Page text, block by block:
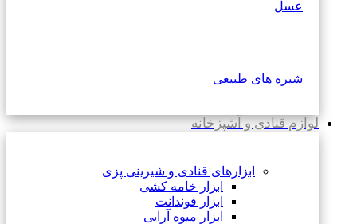
عسل
شیره های طبیعی
لوازم قنادی و آشپزخانه
ابزارهای قنادی و شیرینی پزی
ابزار خامه کشی
ابزار فوندانت
ابزار میوه آرایی